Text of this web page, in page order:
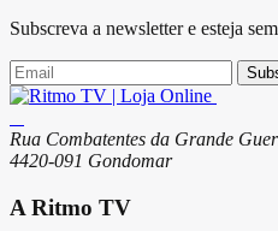
Subscreva a newsletter e esteja
Rua Combatentes da Grande
4420-091 Gondomar
A Ritmo TV